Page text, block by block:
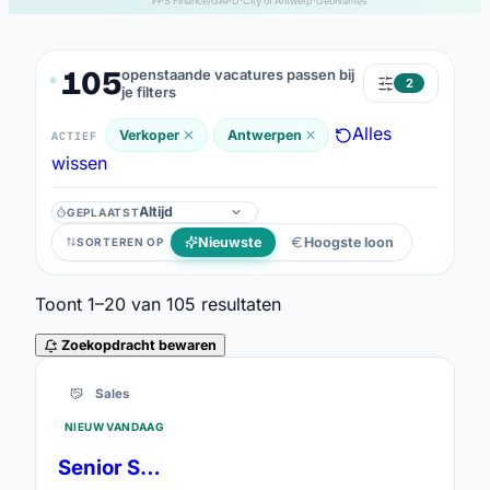
105openstaande vacatures passen bij
je filters
2
ACTIEF Verkoper Antwerpen
Alles
wissen
GEPLAATST
Geplaatst
SORTEREN OP Nieuwste Hoogste loon
Toont 1–20 van 105 resultaten
Zoekopdracht bewaren
105 resultaten
Sales
NIEUW VANDAAG
Senior Sales Advisor (30u/week)